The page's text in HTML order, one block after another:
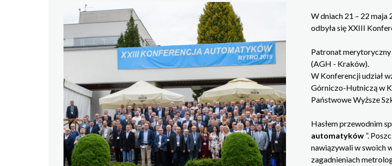
W dniach 21 – 22 maja
odbyła się XXIII
Patronat merytoryczny
(AGH - Kraków).
W Konferencji udział
Górniczo-Hutniczą w
Państwowe Wyższe
Hasłem przewodnim
automatyków ”.
nawiązywali w swoich
zagadnieniach